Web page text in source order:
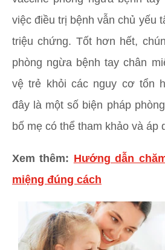
việc điều trị bệnh vẫn chủ yếu
triệu chứng. Tốt hơn hết,
phòng ngừa bệnh tay chân
vệ trẻ khỏi các nguy cơ tổn
đây là một số biện pháp
bố mẹ có thể tham khảo và áp
Xem thêm: Hướng dẫn
miệng đúng cách